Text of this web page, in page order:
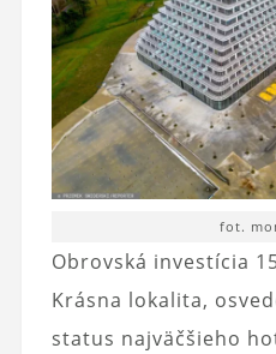
fot.
Obrovská investícia
Krásna lokalita,
status najväčšieho